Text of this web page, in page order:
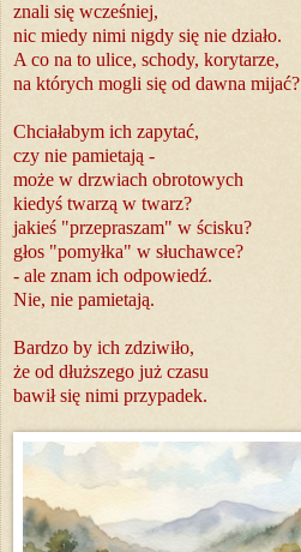
znali się wcześniej,
nic miedy nimi nigdy się nie działo.
A co na to ulice, schody, korytarze,
na których mogli się od dawna mijać?
Chciałabym ich zapytać,
czy nie pamietają -
może w drzwiach obrotowych
kiedyś twarzą w twarz?
jakieś "przepraszam" w ścisku?
głos "pomyłka" w słuchawce?
- ale znam ich odpowiedź.
Nie, nie pamietają.
Bardzo by ich zdziwiło,
że od dłuższego już czasu
bawił się nimi przypadek.